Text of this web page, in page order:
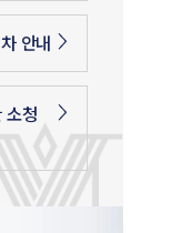
안내
소청